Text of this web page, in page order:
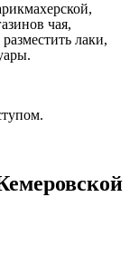
чая,
лаки,